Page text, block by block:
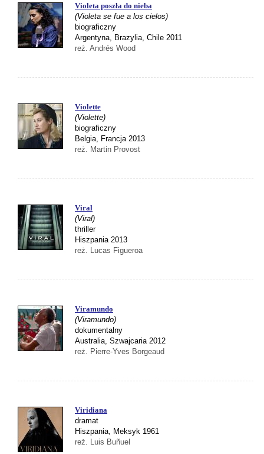
Violeta poszła do nieba
(Violeta se fue a los cielos)
biograficzny
Argentyna, Brazylia, Chile 2011
reż. Andrés Wood
Violette
(Violette)
biograficzny
Belgia, Francja 2013
reż. Martin Provost
Viral
(Viral)
thriller
Hiszpania 2013
reż. Lucas Figueroa
Viramundo
(Viramundo)
dokumentalny
Australia, Szwajcaria 2012
reż. Pierre-Yves Borgeaud
Viridiana
dramat
Hiszpania, Meksyk 1961
reż. Luis Buñuel